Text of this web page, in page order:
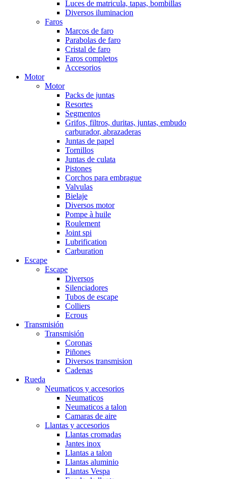
Luces de matricula, tapas, bombillas
Diversos iluminacion
Faros
Marcos de faro
Parabolas de faro
Cristal de faro
Faros completos
Accesorios
Motor
Motor
Packs de juntas
Resortes
Segmentos
Grifos, filtros, duritas, juntas, embudo
carburador, abrazaderas
Juntas de papel
Tornillos
Juntas de culata
Pistones
Corchos para embrague
Valvulas
Bielaje
Diversos motor
Pompe à huile
Roulement
Joint spi
Lubrification
Carburation
Escape
Escape
Diversos
Silenciadores
Tubos de escape
Colliers
Ecrous
Transmisión
Transmisión
Coronas
Piñones
Diversos transmision
Cadenas
Rueda
Neumaticos y accesorios
Neumaticos
Neumaticos a talon
Camaras de aire
Llantas y accesorios
Llantas cromadas
Jantes inox
Llantas a talon
Llantas aluminio
Llantas Vespa